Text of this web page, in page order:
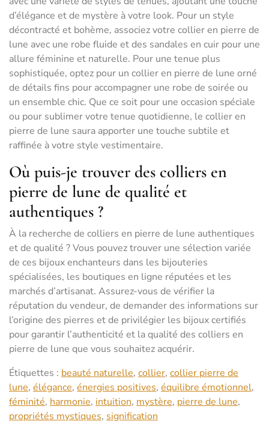
d’élégance et de mystère à votre look. Pour un style
décontracté et bohème, associez votre collier en pierre de
lune avec une robe fluide et des sandales en cuir pour une
allure féminine et naturelle. Pour une tenue plus
sophistiquée, optez pour un collier en pierre de lune orné
de détails fins pour accompagner une robe de soirée ou
un ensemble chic. Que ce soit pour une occasion spéciale
ou pour sublimer votre tenue quotidienne, le collier en
pierre de lune saura apporter une touche subtile et
raffinée à votre style vestimentaire.
Où puis-je trouver des colliers en
pierre de lune de qualité et
authentiques ?
À la recherche de colliers en pierre de lune authentiques
et de qualité ? Vous pouvez trouver une sélection variée
de ces bijoux enchanteurs dans les bijouteries
spécialisées, les boutiques en ligne réputées et les
marchés d’artisanat. Assurez-vous de vérifier la
réputation du vendeur, de demander des informations sur
l’origine des pierres et de privilégier les bijoux certifiés
pour garantir l’authenticité et la qualité des colliers en
pierre de lune que vous souhaitez acquérir.
Étiquettes : beauté naturelle, collier, collier pierre de
lune, élégance, énergies positives, équilibre émotionnel,
féminité, harmonie, intuition, mystère, pierre de lune,
propriétés mystiques, signification